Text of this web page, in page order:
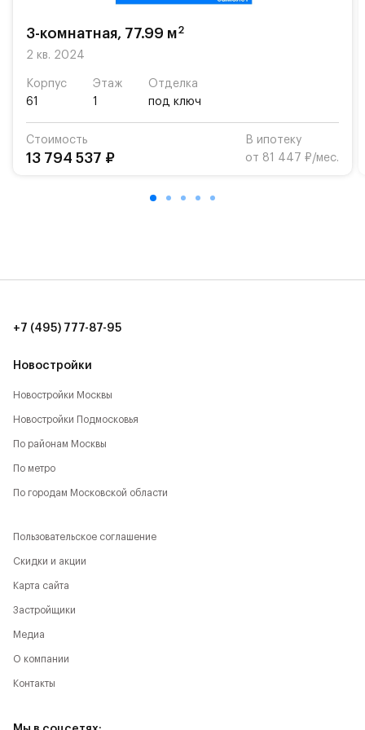
Для автомобилистов — закрытые озеленённые
парковки.
Территория квартала приватная, въезд
осуществляется по пропускам.#yan19-2r1345709#
3-комнатная, 77.99 м2
2 кв. 2024
Корпус
61
Этаж
1
Отделка
под ключ
Стоимость
13 794 537 ₽
В ипотеку
от 81 447 ₽/мес.
Новостройки
Новостройки Москвы
Новостройки Подмосковья
По районам Москвы
По метро
По городам Московской области
+7 (495) 777-87-95
Пользовательское соглашение
Скидки и акции
Карта сайта
Застройщики
Медиа
О компании
Контакты